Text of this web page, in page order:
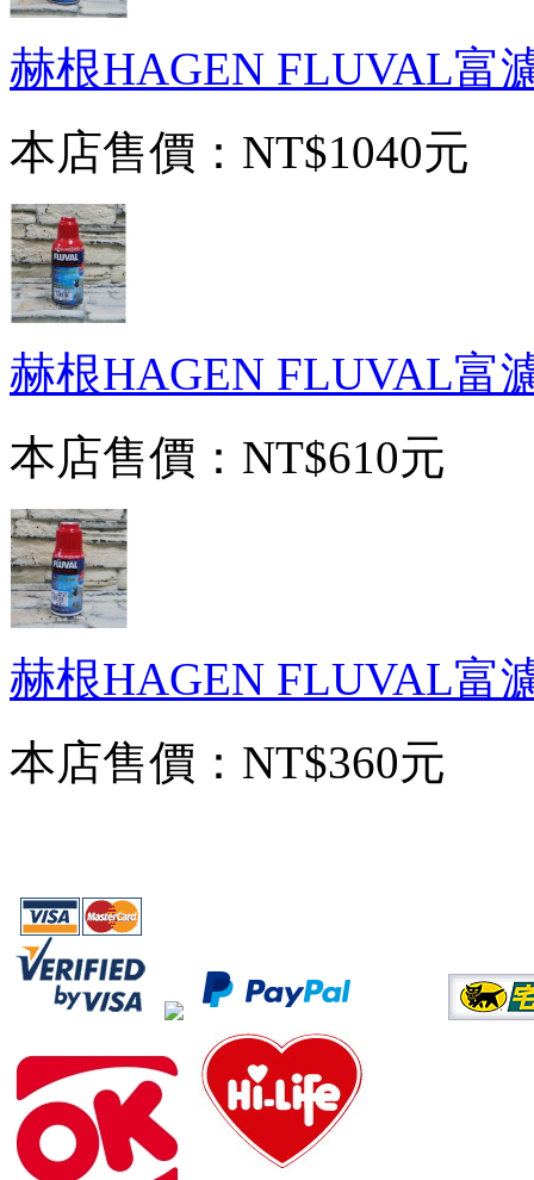
赫根HAGEN FLUVAL富
本店售價： NT$1040元
赫根HAGEN FLUVAL富
本店售價： NT$610元
赫根HAGEN FLUVAL富
本店售價： NT$360元